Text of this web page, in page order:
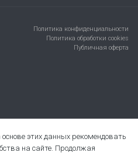
Политика конфиденциальности
Политика обработки cookies
Публичная оферта
этих данных рекомендовать
на сайте. Продолжая